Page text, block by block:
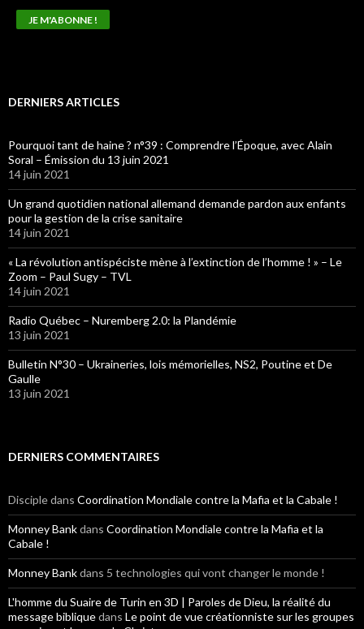
DERNIERS ARTICLES
Pourquoi tant de haine ? n°39 : Comprendre l’Époque, avec Alain
Soral – Émission du 13 juin 2021
14 juin 2021
Un grand quotidien national allemand demande pardon aux enfants
pour la gestion de la crise sanitaire
14 juin 2021
« La révolution antispéciste mène à l’extinction de l’homme ! » – Le
Zoom – Paul Sugy – TVL
14 juin 2021
Radio Québec – Nuremberg 2.0: la Plandémie
13 juin 2021
Bulletin N°30 – Ukraineries, lois mémorielles, NS2, Poutine et De
Gaulle
13 juin 2021
DERNIERS COMMENTAIRES
Discipledans Coordination Mondiale contre la Mafia et la Cabale !
Monney Bankdans Coordination Mondiale contre la Mafia et la
Cabale !
Monney Bankdans 5 technologies qui vont changer le monde !
L'homme du Suaire de Turin en 3D | Paroles de Dieu, la réalité du
message bibliquedans Le point de vue créationniste sur les groupes